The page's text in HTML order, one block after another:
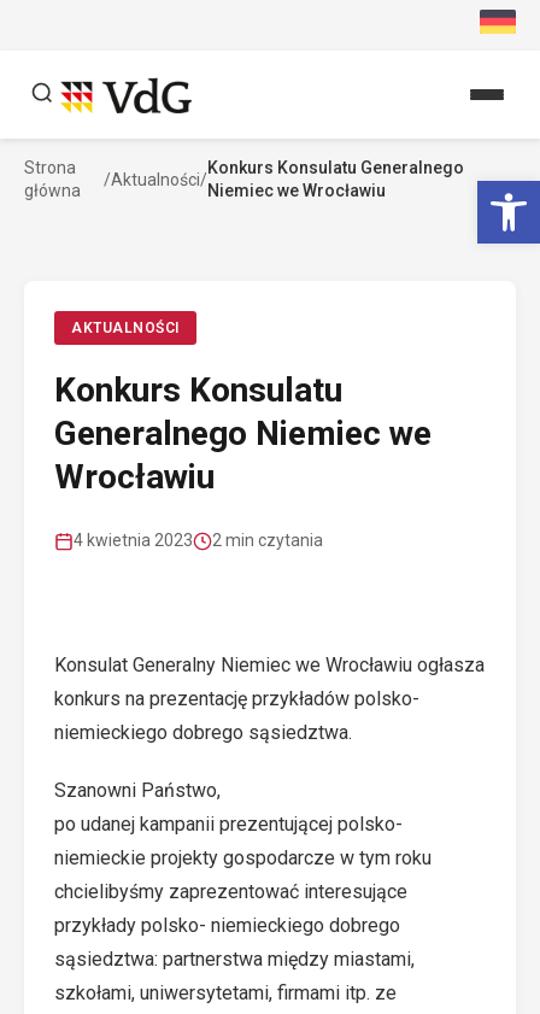
Szukaj
Strona
główna
/Aktualności/
Konkurs Konsulatu Generalnego
Niemiec we Wrocławiu
AKTUALNOŚCI
Konkurs Konsulatu
Generalnego Niemiec we
Wrocławiu
4 kwietnia 2023 2 min czytania
Konsulat Generalny Niemiec we Wrocławiu ogłasza
konkurs na prezentację przykładów polsko-
niemieckiego dobrego sąsiedztwa.
Szanowni Państwo,
po udanej kampanii prezentującej polsko-
niemieckie projekty gospodarcze w tym roku
chcielibyśmy zaprezentować interesujące
przykłady polsko- niemieckiego dobrego
sąsiedztwa: partnerstwa między miastami,
szkołami, uniwersytetami, firmami itp. ze